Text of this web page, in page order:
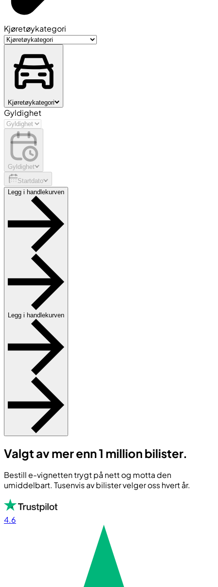
Kjøretøykategori
Kjøretøykategori
Gyldighet
Gyldighet
Startdato
Legg i handlekurven
Legg i handlekurven
Valgt av mer enn 1 million bilister.
Bestill e-vignetten trygt på nett og motta den
umiddelbart. Tusenvis av bilister velger oss hvert år.
4.6